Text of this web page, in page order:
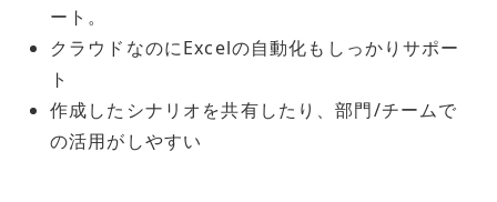
ート。
クラウドなのにExcelの自動化もしっかりサポー
ト
作成したシナリオを共有したり、部門/チームで
の活用がしやすい